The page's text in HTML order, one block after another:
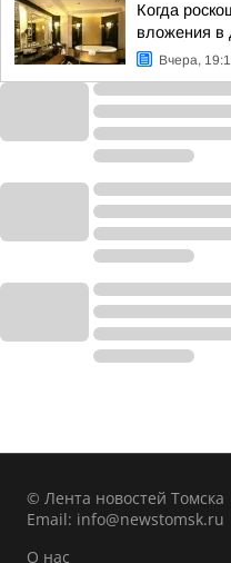
Когда
вложения в
Вчера,
© Лента новостей Томска
Email: info@newstomsk.ru
О нас